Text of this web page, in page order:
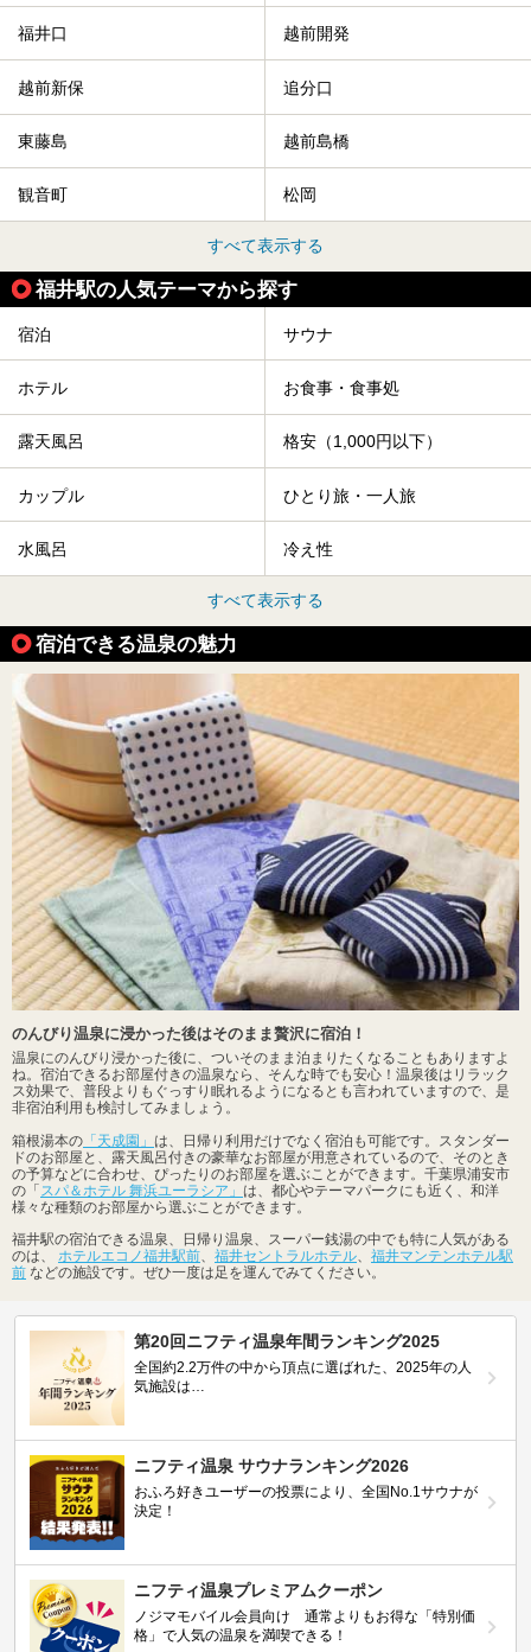
福井口 越前開発
越前新保 追分口
東藤島 越前島橋
観音町 松岡
すべて表示する
福井駅の人気テーマから探す
宿泊 サウナ
ホテル お食事・食事処
露天風呂 格安（1,000円以下）
カップル ひとり旅・一人旅
水風呂 冷え性
すべて表示する
宿泊できる温泉の魅力
のんびり温泉に浸かった後はそのまま贅沢に宿泊！
温泉にのんびり浸かった後に、ついそのまま泊まりたくなることもありますよ
ね。宿泊できるお部屋付きの温泉なら、そんな時でも安心！温泉後はリラック
ス効果で、普段よりもぐっすり眠れるようになるとも言われていますので、是
非宿泊利用も検討してみましょう。
箱根湯本の 「天成園」 は、日帰り利用だけでなく宿泊も可能です。スタンダー
ドのお部屋と、露天風呂付きの豪華なお部屋が用意されているので、そのとき
の予算などに合わせ、ぴったりのお部屋を選ぶことができます。千葉県浦安市
の「スパ＆ホテル 舞浜ユーラシア」 は、都心やテーマパークにも近く、和洋
様々な種類のお部屋から選ぶことができます。
福井駅の宿泊できる温泉、日帰り温泉、スーパー銭湯の中でも特に人気がある
のは、 ホテルエコノ福井駅前、 福井セントラルホテル、 福井マンテンホテル駅
前 などの施設です。ぜひ一度は足を運んでみてください。
第20回ニフティ温泉年間ランキング2025
全国約2.2万件の中から頂点に選ばれた、2025年の人
気施設は…
ニフティ温泉 サウナランキング2026
おふろ好きユーザーの投票により、全国No.1サウナが
決定！
ニフティ温泉プレミアムクーポン
ノジマモバイル会員向け 通常よりもお得な「特別価
格」で人気の温泉を満喫できる！